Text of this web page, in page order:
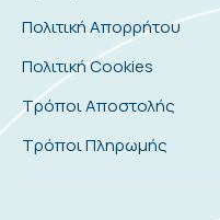
Πολιτική Απορρήτου
Πολιτική Cookies
Τρόποι Αποστολής
Τρόποι Πληρωμής